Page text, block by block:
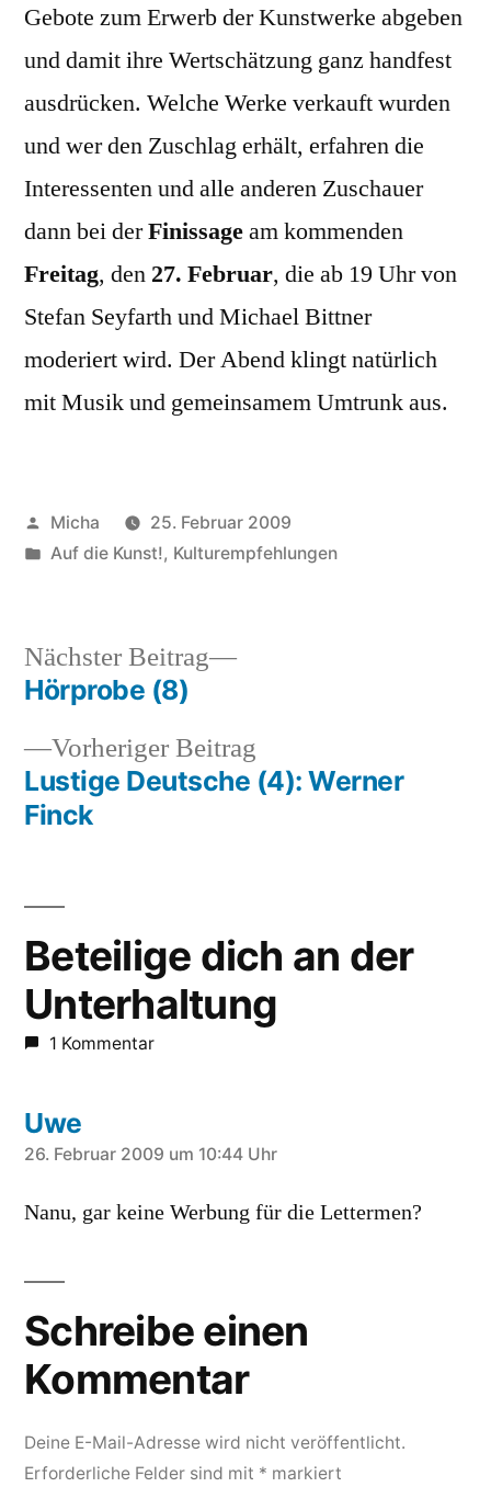
Gebote zum Erwerb der Kunstwerke abgeben
und damit ihre Wertschätzung ganz handfest
ausdrücken. Welche Werke verkauft wurden
und wer den Zuschlag erhält, erfahren die
Interessenten und alle anderen Zuschauer
dann bei derFinissageam kommenden
Freitag, den 27. Februar, die ab 19 Uhr von
Stefan Seyfarth und Michael Bittner
moderiert wird. Der Abend klingt natürlich
mit Musik und gemeinsamem Umtrunk aus.
Veröffentlicht
von
Micha
25. Februar 2009
Veröffentlicht
Auf die Kunst!, Kulturempfehlungen
Beitragsnavigation
Vorheriger Beitrag
Beitrag:
Lustige Deutsche (4): Werner
Finck
Nächster Beitrag
Nächster
Hörprobe (8)
Beteilige dich an der
Unterhaltung
1 Kommentar
Uwe
schreibt:
26. Februar 2009 um 10:44 Uhr
Nanu, gar keine Werbung für die Lettermen?
Schreibe einen
Kommentar
Deine E-Mail-Adresse wird nicht veröffentlicht.
Erforderliche Felder sind mit * markiert